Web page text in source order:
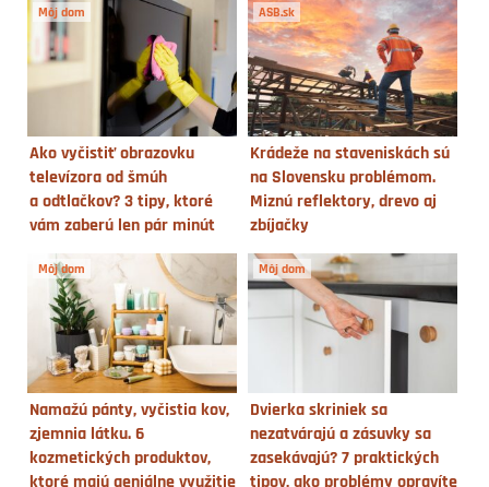
Môj dom
Ako vyčistiť obrazovku
televízora od šmúh
a odtlačkov? 3 tipy, ktoré
vám zaberú len pár minút
ASB.sk
Krádeže na staveniskách sú
na Slovensku problémom.
Miznú reflektory, drevo aj
zbíjačky
Môj dom
Namažú pánty, vyčistia kov,
zjemnia látku. 6
kozmetických produktov,
ktoré majú geniálne využitie
Môj dom
Dvierka skriniek sa
nezatvárajú a zásuvky sa
zasekávajú? 7 praktických
tipov, ako problémy opravíte